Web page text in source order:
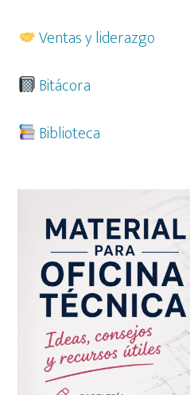
Ventas y liderazgo
Bitácora
Biblioteca